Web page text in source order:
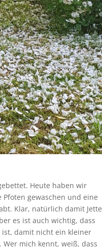
Heute haben wir
gewaschen und eine
Klar, natürlich damit Jette
es ist auch wichtig, dass
ist, damit nicht ein kleiner
mich kennt, weiß, dass